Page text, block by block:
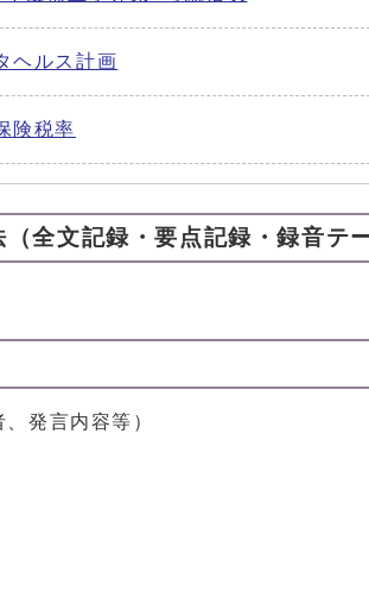
ヘルス計画
険税率
全文記録・要点記録・録音テー
、発言内容等）